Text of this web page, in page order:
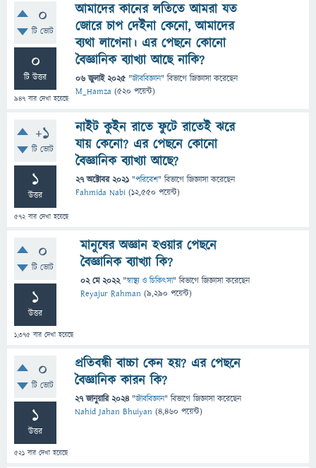
0
টি ভোট
0
টি উত্তর
947 বার দেখা হয়েছে
আমাদের কানের লতিতে আমরা যত
জোরে চাপ দেইনা কেনো, আমাদের
ব্যথা লাগেনা। এর পেছনে কোনো
বৈজ্ঞানিক ব্যাখ্যা আছে নাকি?
06 জুলাই 2025 "জীববিজ্ঞান" বিভাগে জিজ্ঞাসাকরেছেন
M_Hamza (520 পয়েন্ট)
+1
টি ভোট
1
উত্তর
572বার দেখা হয়েছে
নাইট কুইন রাতে ফুটে রাতেই ঝরে
যায় কেনো? এর পেছনে কোনো
বৈজ্ঞানিক ব্যাখ্যা আছে?
27 অক্টোবর 2021 "পরিবেশ" বিভাগে জিজ্ঞাসাকরেছেন
Fahmida Nabi (12,550 পয়েন্ট)
0
টি ভোট
1
উত্তর
1,375 বার দেখা হয়েছে
মানুষের অজ্ঞান হওয়ার পেছনে
বৈজ্ঞানিক ব্যাখ্যা কি?
02 মে 2022 "স্বাস্থ্য ও চিকিৎসা" বিভাগে জিজ্ঞাসাকরেছেন
Reyajur Rahman (9,290 পয়েন্ট)
0
টি ভোট
1
উত্তর
521 বার দেখা হয়েছে
প্রতিবন্ধী বাচ্চা কেন হয়? এর পেছনে
বৈজ্ঞানিক কারন কি?
27 জানুয়ারি 2024 "জীববিজ্ঞান" বিভাগে জিজ্ঞাসাকরেছেন
Nahid Jahan Bhuiyan (4,460 পয়েন্ট)